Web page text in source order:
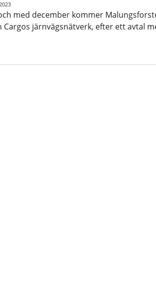
med december kommer
Cargos järnvägsnätverk, efter ett avtal